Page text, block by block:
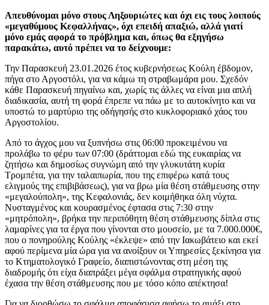
Απευθύνομαι μόνο στους Ληξουριώτες και όχι εις τους λοιπούς
«μεγαθύμους Κεφαλλήνας», όχι επειδή απαξιώ, αλλά γιατί
μόνο εμάς αφορά το πρόβλημα και, όπως θα εξηγήσω
παρακάτω, αυτό πρέπει να το δείχνουμε:
Την Παρασκευή 23.01.2026 έτος κυβερνήσεως Κούλη έβδομον,
πήγα στο Αργοστόλι, για να κάμω τη στραβωμάρα μου. Σχεδόν
κάθε Παρασκευή πηγαίνω και, χωρίς τις άλλες να είναι μια απλή
διαδικασία, αυτή τη φορά έπρεπε να πάω με το αυτοκίνητο και να
υποστώ το μαρτύριο της οδήγησής στο κυκλοφοριακό χάος του
Αργοστολίου.
Από το άγχος μου να ξυπνήσω στις 06:00 προκειμένου να
προλάβω το φέρυ των 07:00 (δράττομαι εδώ της ευκαιρίας να
ζητήσω και δημοσίως συγνώμη από την γλυκυτάτη κυρία
Τρομπέτα, για την ταλαιπωρία, που της επιφέρω κατά τους
ελιγμούς της επιβιβάσεως), για να βρω μία θέση στάθμευσης στην
«μεγαλούπολη», της Κεφαλονιάς, δεν κοιμήθηκα όλη νύχτα.
Νυσταγμένος και κουρασμένος έφτασα στις 7:30 στην
«μητρόπολη», βρήκα την περιπόθητη θέση στάθμευσης δίπλα στις
λαμαρίνες για τα έργα που γίνονται στο μουσείο, με τα 7.000.000€,
που ο πονηρούλης Κούλης «έκλεψε» από την Ιακωβάτειο και εκεί
αφού περίμενα μία ώρα για να ανοίξουν οι Υπηρεσίες ξεκίνησα για
το Κτηματολογικό Γραφείο, διαπιστώνοντας στη μέση της
διαδρομής ότι είχα διαπράξει μέγα σφάλμα στρατηγικής αφού
έχασα την θέση στάθμευσης που με τόσο κόπο απέκτησα!